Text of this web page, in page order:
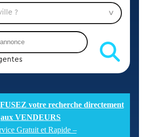
votre recherche directement
aux VENDEURS
Gratuit et Rapide –